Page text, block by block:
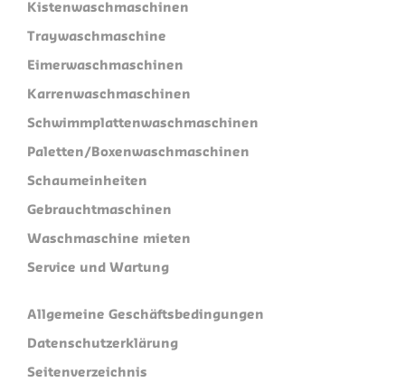
Kistenwaschmaschinen
Traywaschmaschine
Eimerwaschmaschinen
Karrenwaschmaschinen
Schwimmplattenwaschmaschinen
Paletten/Boxenwaschmaschinen
Schaumeinheiten
Gebrauchtmaschinen
Waschmaschine mieten
Service und Wartung
Allgemeine Geschäftsbedingungen
Datenschutzerklärung
Seitenverzeichnis